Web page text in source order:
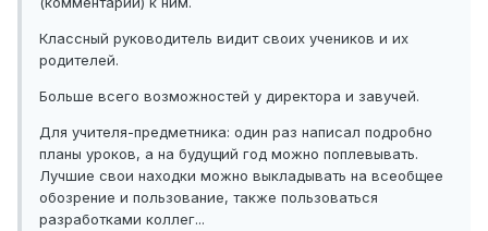
Классный руководитель видит своих учеников и их
родителей.
Больше всего возможностей у директора и завучей.
Для учителя-предметника: один раз написал подробно
планы уроков, а на будущий год можно поплевывать.
Лучшие свои находки можно выкладывать на всеобщее
обозрение и пользование, также пользоваться
разработками коллег...